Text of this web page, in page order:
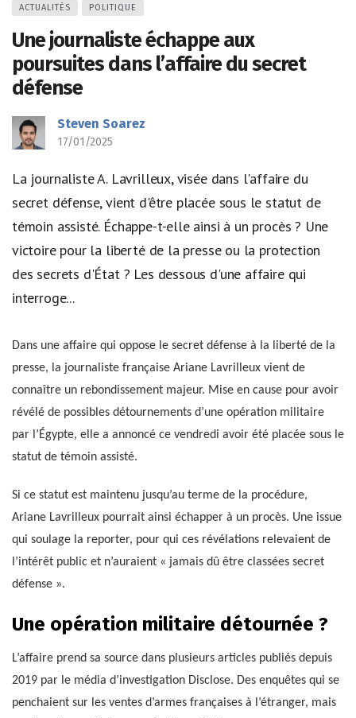
ACTUALITÉS POLITIQUE
Une journaliste échappe aux
poursuites dans l’affaire du secret
défense
Steven Soarez
17/01/2025
La journaliste A. Lavrilleux, visée dans l'affaire du
secret défense, vient d'être placée sous le statut de
témoin assisté. Échappe-t-elle ainsi à un procès ? Une
victoire pour la liberté de la presse ou la protection
des secrets d'État ? Les dessous d'une affaire qui
interroge...
Dans une affaire qui oppose le secret défense à la liberté de la
presse, la journaliste française Ariane Lavrilleux vient de
connaître un rebondissement majeur. Mise en cause pour avoir
révélé de possibles détournements d’une opération militaire
par l’Égypte, elle a annoncé ce vendredi avoir été placée sous le
statut de témoin assisté.
Si ce statut est maintenu jusqu’au terme de la procédure,
Ariane Lavrilleux pourrait ainsi échapper à un procès. Une issue
qui soulage la reporter, pour qui ces révélations relevaient de
l’intérêt public et n’auraient « jamais dû être classées secret
défense ».
Une opération militaire détournée ?
L’affaire prend sa source dans plusieurs articles publiés depuis
2019 par le média d’investigation Disclose. Des enquêtes qui se
penchaient sur les ventes d’armes françaises à l’étranger, mais